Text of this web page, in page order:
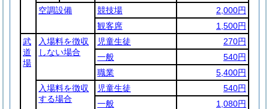
空調設備
競技場
2,000円
観客席
1,500円
武
道
場
入場料を徴収
しない場合
児童生徒
270円
一般
540円
職業
5,400円
入場料を徴収
する場合
児童生徒
540円
一般
1,080円